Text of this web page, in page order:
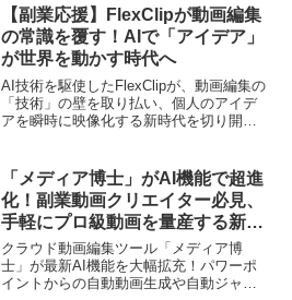
ました。このシートを活用して、あなた
のAI動画チャンネルが収益化を維持し、
さらに成長するための秘訣を手に入れま
しょう！
【副業応援】FlexClipが動画編集
の常識を覆す！AIで「アイデア」
が世界を動かす時代へ
AI技術を駆使したFlexClipが、動画編集の
「技術」の壁を取り払い、個人のアイデ
アを瞬時に映像化する新時代を切り開き
「メディア博士」がAI機能で超進
化！副業動画クリエイター必見、
手軽にプロ級動画を量産する新時
代が到来！
クラウド動画編集ツール「メディア博
士」が最新AI機能を大幅拡充！パワーポ
イントからの自動動画生成や自動ジャン